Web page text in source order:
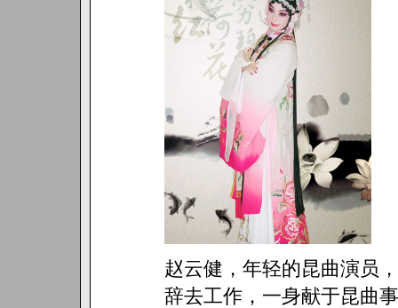
赵云健，年轻的昆曲演员
辞去工作，一身献于昆曲